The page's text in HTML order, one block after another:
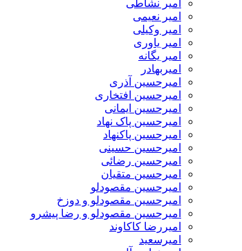
امیر نشاطی
امیر نعیمی
امیر وکیلی
امیر یاوری
امیر یگانه
امیربهادر
امیرحسین آذری
امیرحسین افتخاری
امیرحسین ایمانی
امیرحسین پاک نهاد
امیرحسین پاکنهاد
امیرحسین حسینی
امیرحسین رضائی
امیرحسین متقیان
امیرحسین مقصودلو
امیرحسین مقصودلو و دوزخ
امیرحسین مقصودلو و رضا پیشرو
امیررضا کاکاوند
امیرسعید